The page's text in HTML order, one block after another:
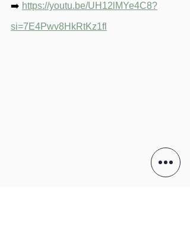
➡️ https://youtu.be/UH12lMYe4C8?
si=7E4Pwv8HkRtKz1fl